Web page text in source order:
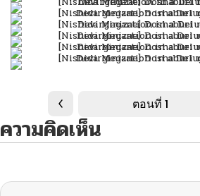
ตอนที่ 1
ความคิดเห็น